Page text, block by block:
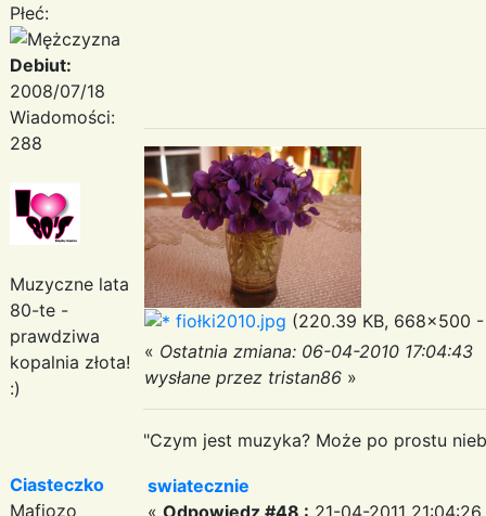
Płeć:
Debiut:
2008/07/18
Wiadomości:
288
Muzyczne lata
80-te -
prawdziwa
kopalnia złota!
:)
fiołki2010.jpg (220.39 KB, 668x500
« Ostatnia zmiana: 06-04-2010 17:04:43
wysłane przez tristan86 »
"Czym jest muzyka? Może po prostu
Ciasteczko
Mafiozo
swiatecznie
« Odpowiedz #48 : 21-04-2011 21:04:26